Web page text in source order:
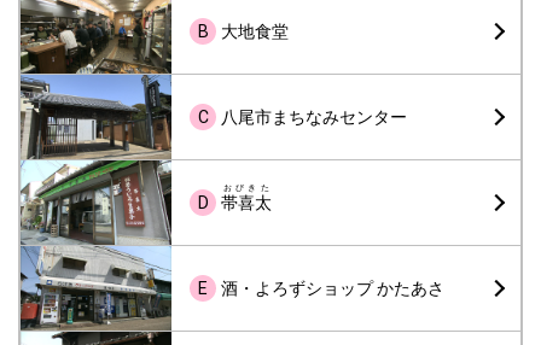
B 大地食堂
C 八尾市まちなみセンター
D 帯喜太
おびきた
E 酒・よろずショップ かたあさ